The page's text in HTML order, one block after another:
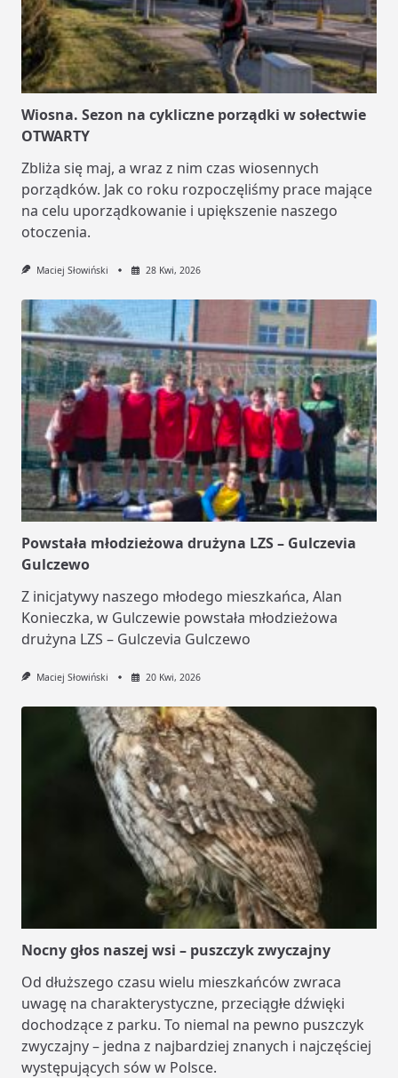
Wiosna. Sezon na cykliczne porządki w sołectwie
OTWARTY
Zbliża się maj, a wraz z nim czas wiosennych
porządków. Jak co roku rozpoczęliśmy prace mające
na celu uporządkowanie i upiększenie naszego
otoczenia.
Maciej Słowiński 28 Kwi, 2026
Powstała młodzieżowa drużyna LZS – Gulczevia
Gulczewo
Z inicjatywy naszego młodego mieszkańca, Alan
Konieczka, w Gulczewie powstała młodzieżowa
drużyna LZS – Gulczevia Gulczewo
Maciej Słowiński 20 Kwi, 2026
Nocny głos naszej wsi – puszczyk zwyczajny
Od dłuższego czasu wielu mieszkańców zwraca
uwagę na charakterystyczne, przeciągłe dźwięki
dochodzące z parku. To niemal na pewno puszczyk
zwyczajny – jedna z najbardziej znanych i najczęściej
występujących sów w Polsce.